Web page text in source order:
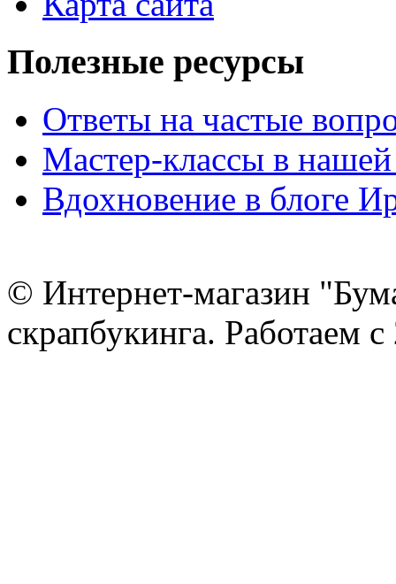
Полезные ресурсы
Ответы на частые
Мастер-классы в нашей
Вдохновение в блоге
© Интернет-магазин
скрапбукинга. Работаем с